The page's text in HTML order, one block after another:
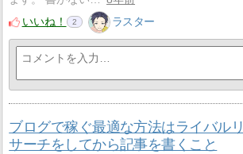
いいね！
2 ラスター
ブログで稼ぐ最適な方法はライバルリ
サーチをしてから記事を書くこと